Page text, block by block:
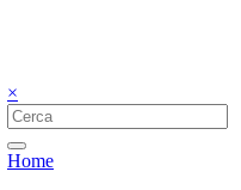
×
Home